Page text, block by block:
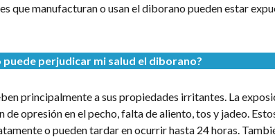
que manufacturan o usan el diborano pueden estar
puede perjudicar mi salud el diborano?
principalmente a sus propiedades irritantes. La
opresión en el pecho, falta de aliento, tos y jadeo.
o pueden tardar en ocurrir hasta 24 horas.